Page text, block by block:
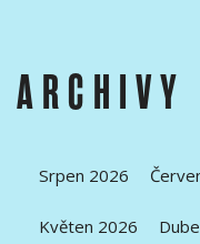
ARCHIVY
Srpen 2026
Květen 2026